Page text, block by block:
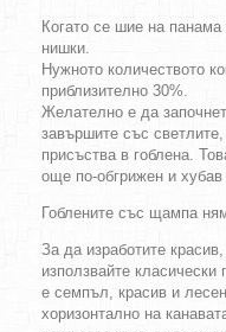
Когато се шие на
нишки.
Нужното количеството
приблизително 30%.
Желателно е да
завършите със
присъства в гоблена.
още по-обгрижен и
Гоблените със щампа
За да изработите
използвайте
е семпъл, красив и
хоризонтално на